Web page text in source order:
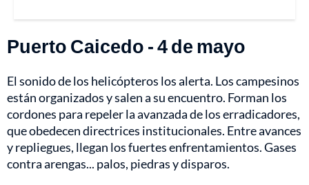
Puerto Caicedo - 4 de mayo
El sonido de los helicópteros los alerta. Los campesinos
están organizados y salen a su encuentro. Forman los
cordones para repeler la avanzada de los erradicadores,
que obedecen directrices institucionales. Entre avances
y repliegues, llegan los fuertes enfrentamientos. Gases
contra arengas... palos, piedras y disparos.